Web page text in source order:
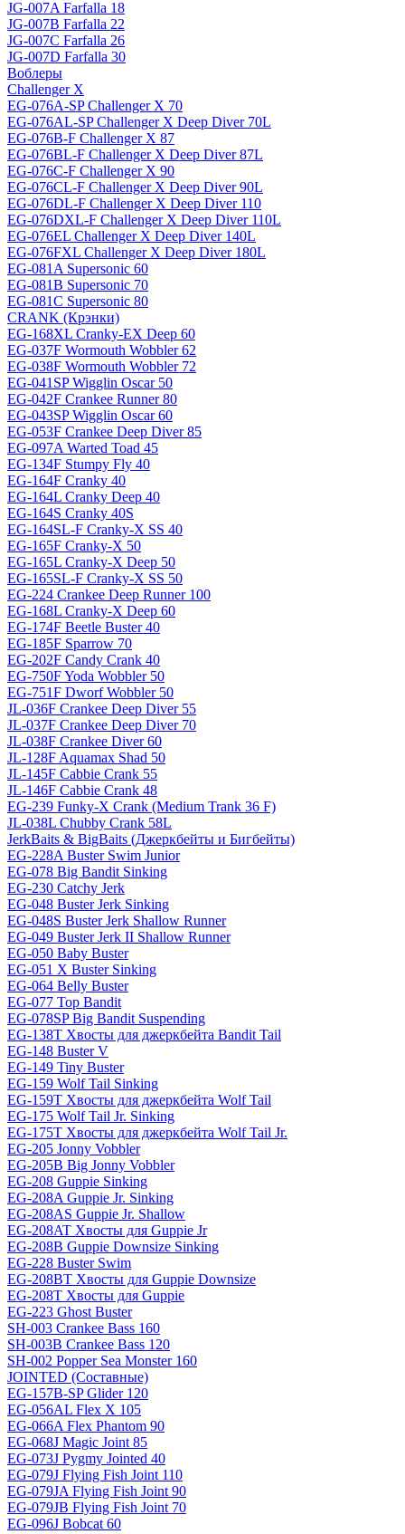
JG-007A Farfalla 18
JG-007B Farfalla 22
JG-007C Farfalla 26
JG-007D Farfalla 30
Воблеры
Challenger X
EG-076A-SP Challenger X 70
EG-076AL-SP Challenger X Deep Diver 70L
EG-076B-F Challenger X 87
EG-076BL-F Challenger X Deep Diver 87L
EG-076C-F Challenger X 90
EG-076CL-F Challenger X Deep Diver 90L
EG-076DL-F Challenger X Deep Diver 110
EG-076DXL-F Challenger X Deep Diver 110L
EG-076EL Challenger X Deep Diver 140L
EG-076FXL Challenger X Deep Diver 180L
EG-081A Supersonic 60
EG-081B Supersonic 70
EG-081C Supersonic 80
CRANK (Крэнки)
EG-168XL Cranky-EX Deep 60
EG-037F Wormouth Wobbler 62
EG-038F Wormouth Wobbler 72
EG-041SP Wigglin Oscar 50
EG-042F Crankee Runner 80
EG-043SP Wigglin Oscar 60
EG-053F Crankee Deep Diver 85
EG-097A Warted Toad 45
EG-134F Stumpy Fly 40
EG-164F Cranky 40
EG-164L Cranky Deep 40
EG-164S Cranky 40S
EG-164SL-F Cranky-X SS 40
EG-165F Cranky-X 50
EG-165L Cranky-X Deep 50
EG-165SL-F Cranky-X SS 50
EG-224 Crankee Deep Runner 100
EG-168L Cranky-X Deep 60
EG-174F Beetle Buster 40
EG-185F Sparrow 70
EG-202F Candy Crank 40
EG-750F Yoda Wobbler 50
EG-751F Dworf Wobbler 50
JL-036F Crankee Deep Diver 55
JL-037F Crankee Deep Diver 70
JL-038F Crankee Diver 60
JL-128F Aquamax Shad 50
JL-145F Cabbie Crank 55
JL-146F Cabbie Crank 48
EG-239 Funky-X Crank (Medium Trank 36 F)
JL-038L Chubby Crank 58L
JerkBaits & BigBaits (Джеркбейты и Бигбейты)
EG-228A Buster Swim Junior
EG-078 Big Bandit Sinking
EG-230 Catchy Jerk
EG-048 Buster Jerk Sinking
EG-048S Buster Jerk Shallow Runner
EG-049 Buster Jerk II Shallow Runner
EG-050 Baby Buster
EG-051 X Buster Sinking
EG-064 Belly Buster
EG-077 Top Bandit
EG-078SP Big Bandit Suspending
EG-138T Хвосты для джеркбейта Bandit Tail
EG-148 Buster V
EG-149 Tiny Buster
EG-159 Wolf Tail Sinking
EG-159T Хвосты для джеркбейта Wolf Tail
EG-175 Wolf Tail Jr. Sinking
EG-175T Хвосты для джеркбейта Wolf Tail Jr.
EG-205 Jonny Vobbler
EG-205B Big Jonny Vobbler
EG-208 Guppie Sinking
EG-208A Guppie Jr. Sinking
EG-208AS Guppie Jr. Shallow
EG-208AT Хвосты для Guppie Jr
EG-208B Guppie Downsize Sinking
EG-228 Buster Swim
EG-208BT Хвосты для Guppie Downsize
EG-208T Хвосты для Guppie
EG-223 Ghost Buster
SH-003 Crankee Bass 160
SH-003B Crankee Bass 120
SH-002 Popper Sea Monster 160
JOINTED (Составные)
EG-157B-SP Glider 120
EG-056AL Flex X 105
EG-066A Flex Phantom 90
EG-068J Magic Joint 85
EG-073J Pygmy Jointed 40
EG-079J Flying Fish Joint 110
EG-079JA Flying Fish Joint 90
EG-079JB Flying Fish Joint 70
EG-096J Bobcat 60